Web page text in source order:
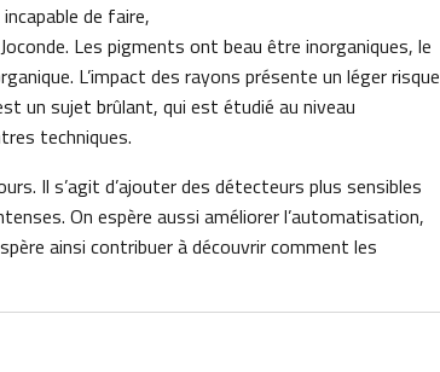
de faire,
Les pigments ont beau être inorganiques, le
L’impact des rayons présente un léger risque
un sujet brûlant, qui est étudié au niveau
techniques.
Il s’agit d’ajouter des détecteurs plus sensibles
On espère aussi améliorer l’automatisation,
ainsi contribuer à découvrir comment les